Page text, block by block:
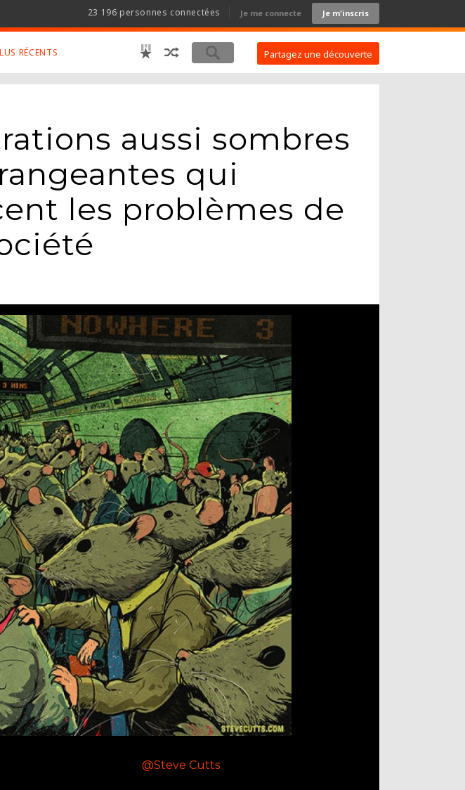
Je me connecte Je m'inscris
23 196 personnes connectées
Légales
Générales
RÉCENTS Partagez une découverte
aussi sombres
qui
les problèmes de
@Steve Cutts